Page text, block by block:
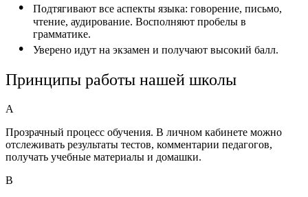
Подтягивают все аспекты языка: говорение, письмо,
чтение, аудирование. Восполняют пробелы в
грамматике.
Уверено идут на экзамен и получают высокий балл.
Принципы работы нашей школы
A
Прозрачный процесс обучения. В личном кабинете можно
отслеживать результаты тестов, комментарии педагогов,
получать учебные материалы и домашки.
B